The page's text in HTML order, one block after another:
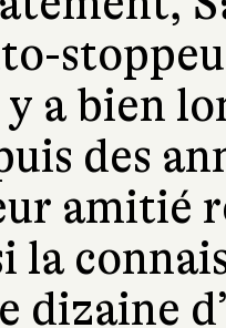
a bien
des
amitié
la
dizaine